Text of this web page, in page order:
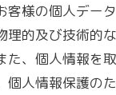
客様の個人デー
理的及び技術的
た、個人情報を
個人情報保護の